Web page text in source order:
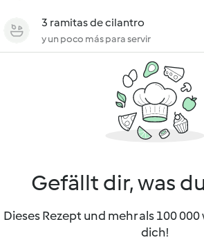
3 ramitas de cilantro
y un poco más para servir
Gefällt dir, was
Dieses Rezept und mehr als 100
dich!